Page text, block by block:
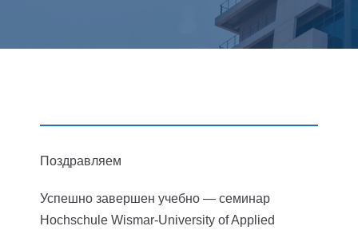
Поздравляем
Успешно завершен учебно — семинар
Hochschule Wismar-University of Applied